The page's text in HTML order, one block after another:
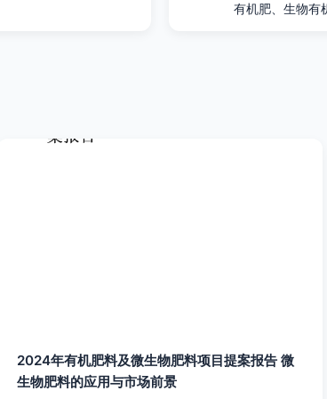
有机肥、生物有
2024年有机肥料及微生物肥料项目提案报告 微
生物肥料的应用与市场前景